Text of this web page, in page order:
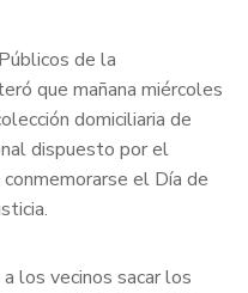
de la
que mañana miércoles
domiciliaria de
dispuesto por el
el Día de
los vecinos sacar los